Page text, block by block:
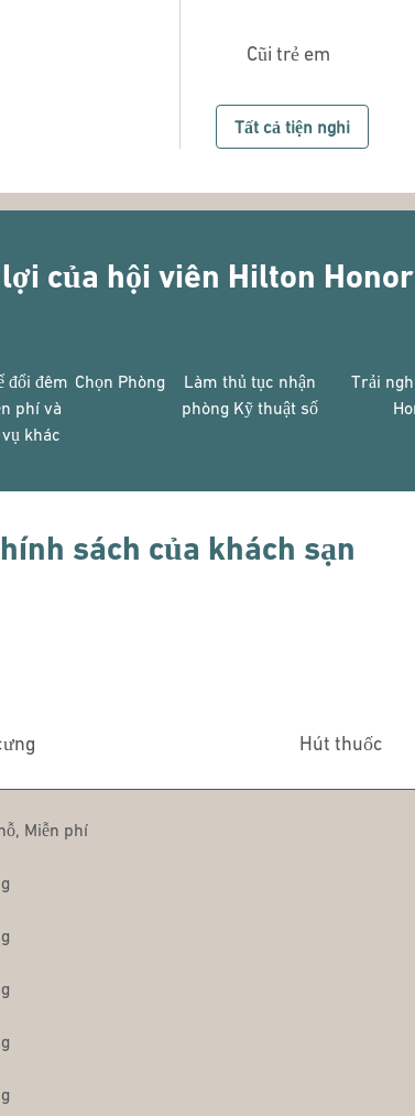
Cũi trẻ em
Tất cả tiện nghi
lợi của hội viên Hilton
đổi đêm
phí và
khác
Chọn Phòng
Làm thủ tục nhận
phòng Kỹ thuật số
Trải
sách của khách sạn
Hút thuốc
, Miễn phí